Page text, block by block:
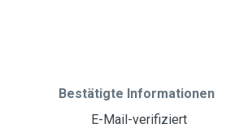
Bestätigte Informationen
E-Mail-verifiziert